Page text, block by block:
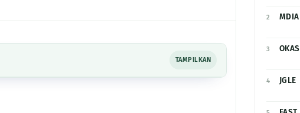
TAMPILKAN
2 MDIA
3 OKAS
4 JGLE